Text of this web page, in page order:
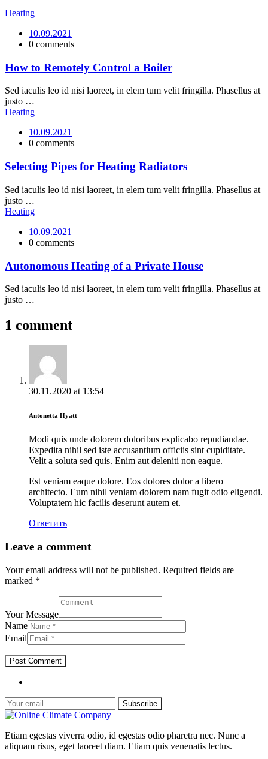
Heating
10.09.2021
0 comments
How to Remotely Control a Boiler
Sed iaculis leo id nisi laoreet, in elem tum velit fringilla. Phasellus at
justo …
Heating
10.09.2021
0 comments
Selecting Pipes for Heating Radiators
Sed iaculis leo id nisi laoreet, in elem tum velit fringilla. Phasellus at
justo …
Heating
10.09.2021
0 comments
Autonomous Heating of a Private House
Sed iaculis leo id nisi laoreet, in elem tum velit fringilla. Phasellus at
justo …
1 comment
30.11.2020 at 13:54
Antonetta Hyatt
Modi quis unde dolorem doloribus explicabo repudiandae.
Expedita nihil sed iste accusantium officiis sint cupiditate.
Velit a soluta sed quis. Enim aut deleniti non eaque.
Est veniam eaque dolore. Eos dolores dolor a libero
architecto. Eum nihil veniam dolorem nam fugit odio eligendi.
Voluptatem hic facilis deserunt autem et.
Ответить
Leave a comment
Your email address will not be published. Required fields are
marked *
Your Message
Name
Email
Subscribe
Etiam egestas viverra odio, id egestas odio pharetra nec. Nunc a
aliquam risus, eget laoreet diam. Etiam quis venenatis lectus.